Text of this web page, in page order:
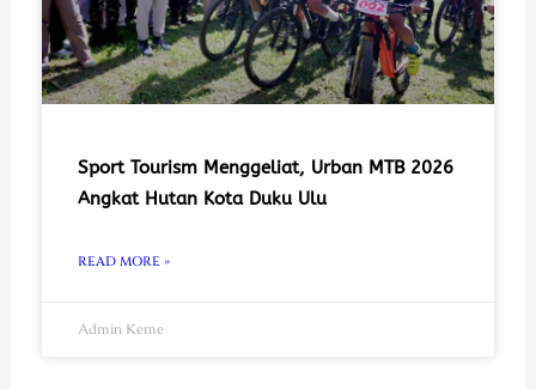
Sport Tourism Menggeliat, Urban MTB 2026
Angkat Hutan Kota Duku Ulu
READ MORE »
Admin Keme